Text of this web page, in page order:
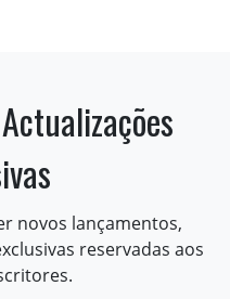
novos lançamentos,
reservadas aos